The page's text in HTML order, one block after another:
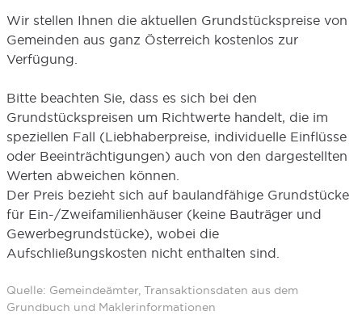
Wir stellen Ihnen die aktuellen Grundstückspreise von
Gemeinden aus ganz Österreich kostenlos zur
Verfügung.
Bitte beachten Sie, dass es sich bei den
Grundstückspreisen um Richtwerte handelt, die im
speziellen Fall (Liebhaberpreise, individuelle Einflüsse
oder Beeinträchtigungen) auch von den dargestellten
Werten abweichen können.
Der Preis bezieht sich auf baulandfähige Grundstücke
für Ein-/Zweifamilienhäuser (keine Bauträger und
Gewerbegrundstücke), wobei die
Aufschließungskosten nicht enthalten sind.
Quelle: Gemeindeämter, Transaktionsdaten aus dem
Grundbuch und Maklerinformationen